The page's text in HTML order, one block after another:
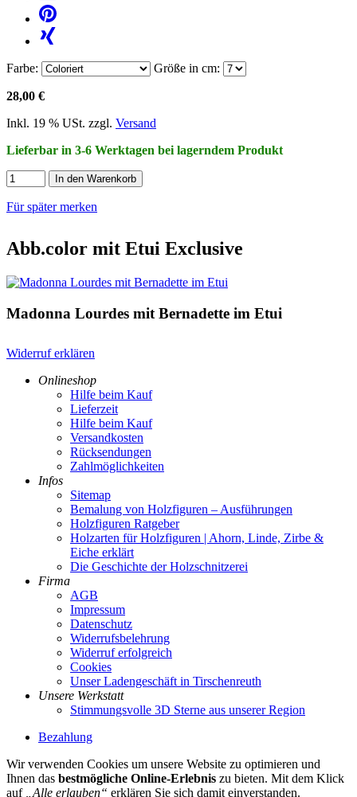
Farbe: Größe in cm:
28,00 €
Inkl. 19 % USt. zzgl. Versand
Lieferbar in 3-6 Werktagen bei lagerndem Produkt
In den Warenkorb
Für später merken
Abb.color mit Etui Exclusive
Madonna Lourdes mit Bernadette im Etui
Widerruf erklären
Onlineshop
Hilfe beim Kauf
Lieferzeit
Hilfe beim Kauf
Versandkosten
Rücksendungen
Zahlmöglichkeiten
Infos
Sitemap
Bemalung von Holzfiguren – Ausführungen
Holzfiguren Ratgeber
Holzarten für Holzfiguren | Ahorn, Linde, Zirbe &
Eiche erklärt
Die Geschichte der Holzschnitzerei
Firma
AGB
Impressum
Datenschutz
Widerrufsbelehrung
Widerruf erfolgreich
Cookies
Unser Ladengeschäft in Tirschenreuth
Unsere Werkstatt
Stimmungsvolle 3D Sterne aus unserer Region
Bezahlung
Wir verwenden Cookies um unsere Website zu optimieren und
Ihnen das bestmögliche Online-Erlebnis zu bieten. Mit dem Klick
auf
„Alle erlauben“ erklären Sie sich damit einverstanden.